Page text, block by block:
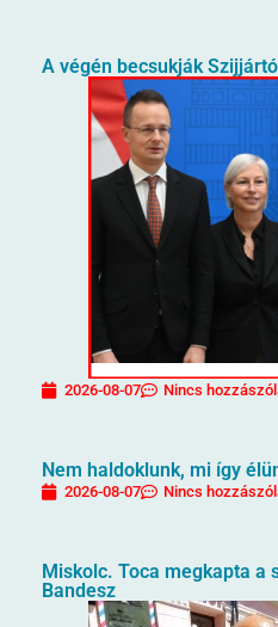
A végén becsukják
2026-08-07 Nincs
Nem haldoklunk, mi így
2026-08-07 Nincs
Miskolc. Toca megkapta a
Bandesz